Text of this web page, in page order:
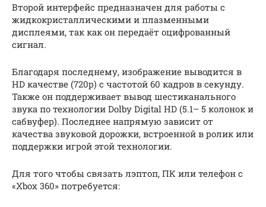
Второй интерфейс предназначен для работы с
жидкокристаллическими и плазменными
дисплеями, так как он передаёт оцифрованный
сигнал.
Благодаря последнему, изображение выводится в
HD качестве (720p) с частотой 60 кадров в секунду.
Также он поддерживает вывод шестиканального
звука по технологии Dolby Digital HD (5.1– 5 колонок и
сабвуфер). Последнее напрямую зависит от
качества звуковой дорожки, встроенной в ролик или
поддержки игрой этой технологии.
Для того чтобы связать лэптоп, ПК или телефон с
«Xbox 360» потребуется: